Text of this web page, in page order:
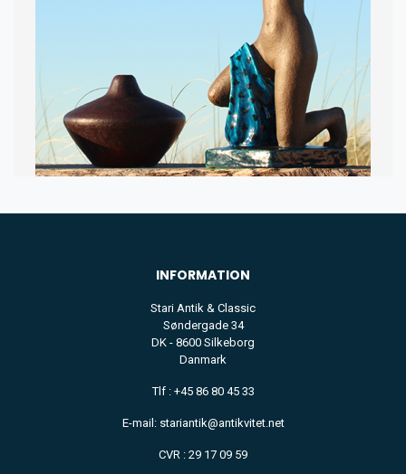
DESIGN OG
ANTIKVITETER
FINE ART
CERAMIC
INFORMATION
Stari Antik & Classic
Søndergade 34
DK - 8600 Silkeborg
Danmark
Tlf : +45 86 80 45 33
E-mail: stariantik@antikvitet.net
CVR : 29 17 09 59